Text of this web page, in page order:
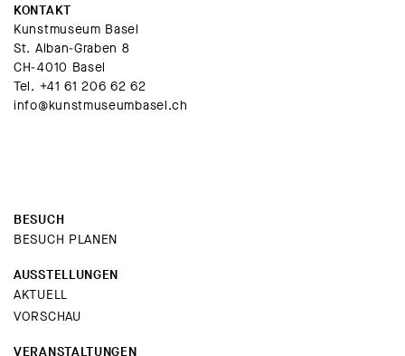
KONTAKT
Kunstmuseum Basel
St. Alban-Graben 8
CH-4010 Basel
Tel. +41 61 206 62 62
info@kunstmuseumbasel.ch
BESUCH
BESUCH PLANEN
AUSSTELLUNGEN
AKTUELL
VORSCHAU
VERANSTALTUNGEN